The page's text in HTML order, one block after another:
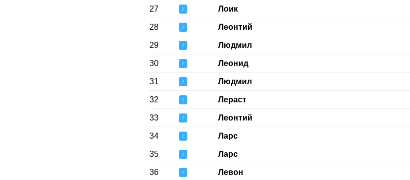
27 ♂ Лоик
28 ♂ Леонтий
29 ♂ Людмил
30 ♂ Леонид
31 ♂ Людмил
32 ♂ Лераст
33 ♂ Леонтий
34 ♂ Ларс
35 ♂ Ларс
36 ♂ Левон